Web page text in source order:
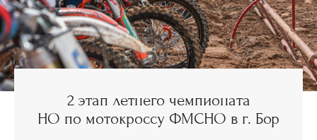
2 этап летнего чемпионата
НО по мотокроссу ФМСНО в г. Бор